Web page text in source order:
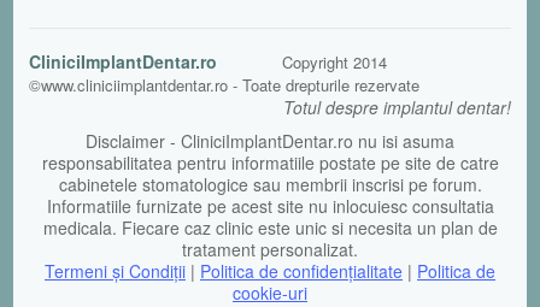
CliniciImplantDentar.ro
Copyright 2014
©www.cliniciimplantdentar.ro - Toate drepturile rezervate
Totul despre implantul dentar!
Disclaimer - CliniciImplantDentar.ro nu isi asuma
responsabilitatea pentru informatiile postate pe site de catre
cabinetele stomatologice sau membrii inscrisi pe forum.
Informatiile furnizate pe acest site nu inlocuiesc consultatia
medicala. Fiecare caz clinic este unic si necesita un plan de
tratament personalizat.
Termeni şi Condiții | Politica de confidențialitate | Politica de
cookie-uri